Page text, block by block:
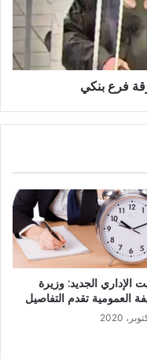
فرع بنكي
الإداري الجديد: وزيرة
العمومية تقدم التفاصيل